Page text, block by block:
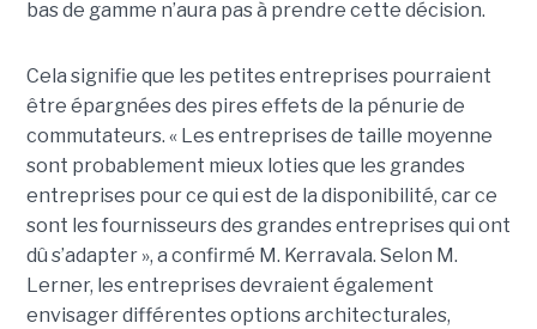
bas de gamme n’aura pas à prendre cette décision.
Cela signifie que les petites entreprises pourraient
être épargnées des pires effets de la pénurie de
commutateurs. « Les entreprises de taille moyenne
sont probablement mieux loties que les grandes
entreprises pour ce qui est de la disponibilité, car ce
sont les fournisseurs des grandes entreprises qui ont
dû s’adapter », a confirmé M. Kerravala. Selon M.
Lerner, les entreprises devraient également
envisager différentes options architecturales,